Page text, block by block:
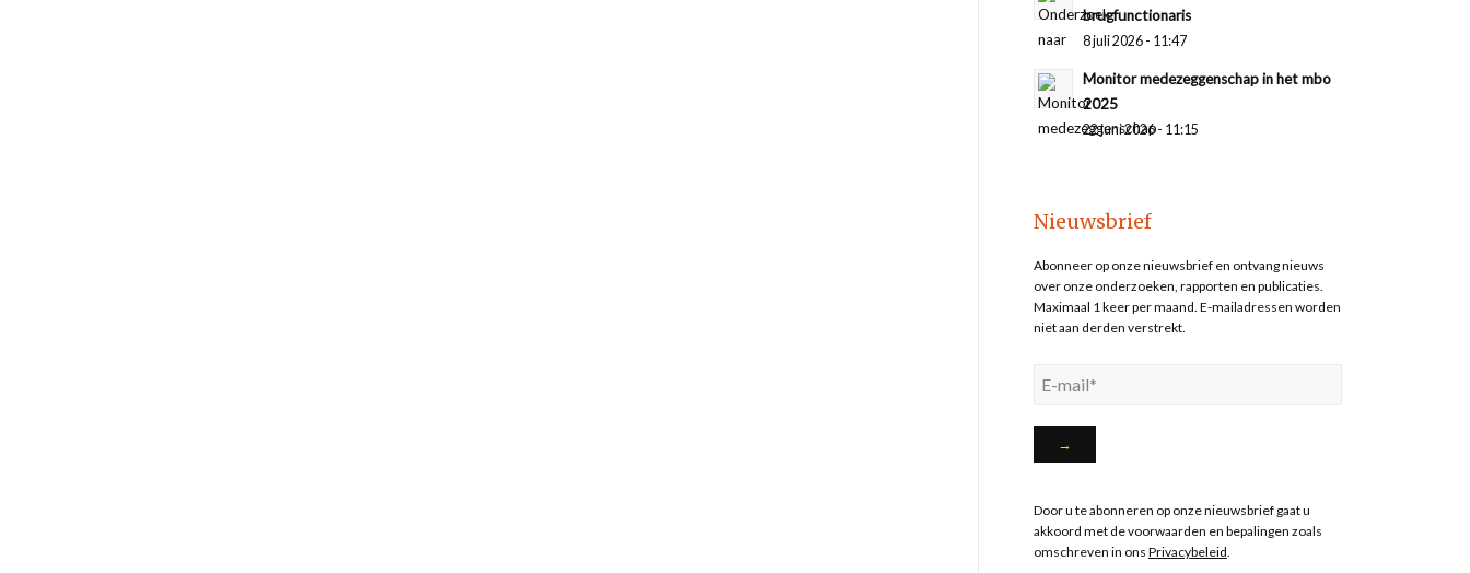
brugfunctionaris
8 juli 2026 - 11:47
Monitor medezeggenschap in het mbo
2025
22 juni 2026 - 11:15
Nieuwsbrief
Abonneer op onze nieuwsbrief en ontvang nieuws
over onze onderzoeken, rapporten en publicaties.
Maximaal 1 keer per maand. E-mailadressen worden
niet aan derden verstrekt.
Door u te abonneren op onze nieuwsbrief gaat u
akkoord met de voorwaarden en bepalingen zoals
omschreven in ons Privacybeleid